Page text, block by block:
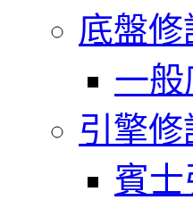
底盤修
一
引擎
賓